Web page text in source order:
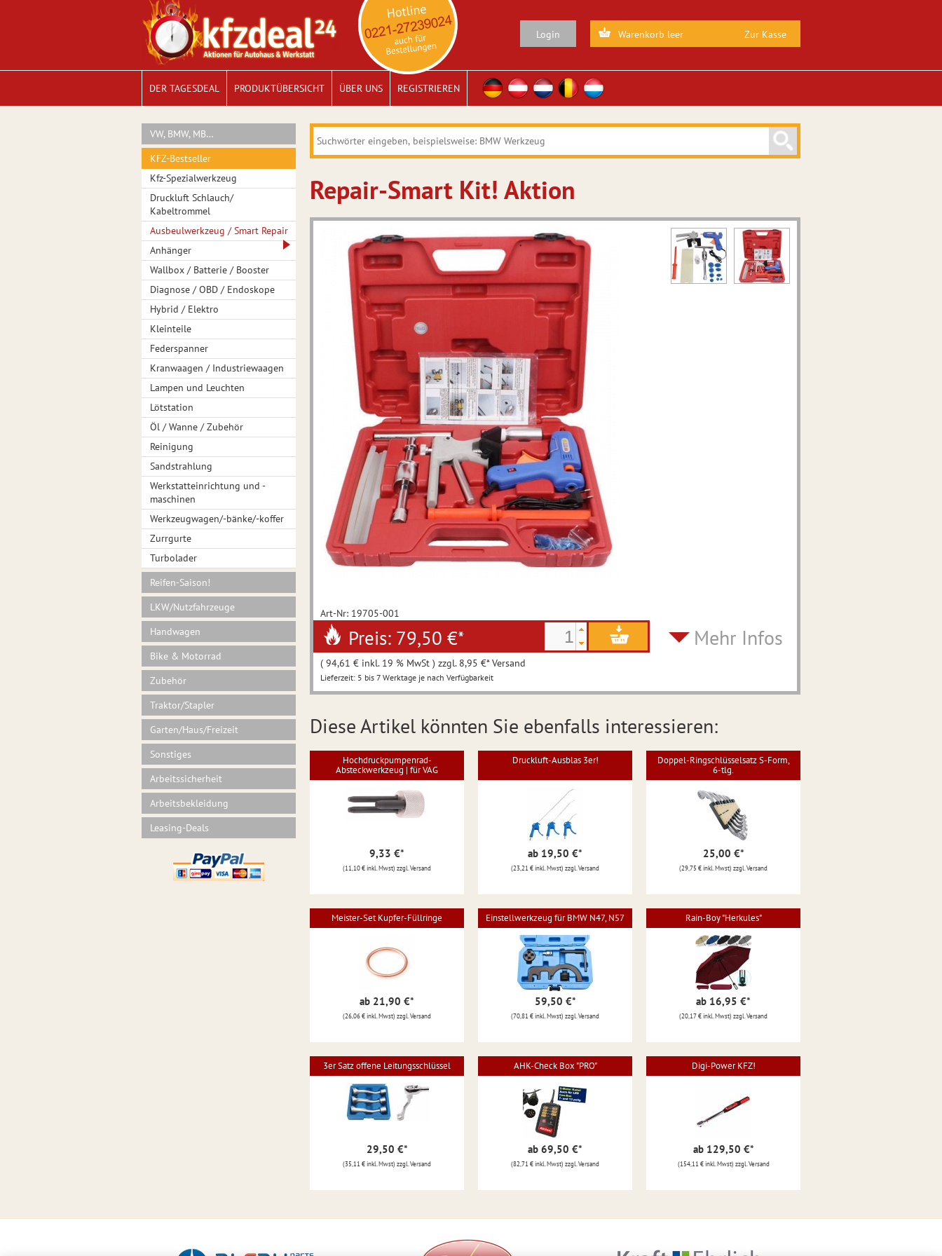
Warenkorb leer Zur Kasse
Login
DER TAGESDEAL PRODUKTÜBERSICHT ÜBER UNS REGISTRIEREN
VW, BMW, MB…
KFZ-Bestseller
Kfz-Spezialwerkzeug
Druckluft Schlauch/
Kabeltrommel
Ausbeulwerkzeug / Smart Repair
Anhänger
Wallbox / Batterie / Booster
Diagnose / OBD / Endoskope
Hybrid / Elektro
Kleinteile
Federspanner
Kranwaagen / Industriewaagen
Lampen und Leuchten
Lötstation
Öl / Wanne / Zubehör
Reinigung
Sandstrahlung
Werkstatteinrichtung und -
maschinen
Werkzeugwagen/-bänke/-koffer
Zurrgurte
Turbolader
Reifen-Saison!
LKW/Nutzfahrzeuge
Handwagen
Bike & Motorrad
Zubehör
Traktor/Stapler
Garten/Haus/Freizeit
Sonstiges
Arbeitssicherheit
Arbeitsbekleidung
Leasing-Deals
Repair-Smart Kit! Aktion
Art-Nr: 19705-001
Preis: 79,50 €*
( 94,61 € inkl. 19 % MwSt ) zzgl. 8,95 €* Versand
Lieferzeit: 5 bis 7 Werktage je nach Verfügbarkeit
Mehr Infos
Diese Artikel könnten Sie ebenfalls interessieren:
Hochdruckpumpenrad-
Absteckwerkzeug | für VAG
9,33 €*
(11,10 € inkl. Mwst) zzgl. Versand
Druckluft-Ausblas 3er!
ab 19,50 €*
(23,21 € inkl. Mwst) zzgl. Versand
Doppel-Ringschlüsselsatz S-Form,
6-tlg.
25,00 €*
(29,75 € inkl. Mwst) zzgl. Versand
Meister-Set Kupfer-Füllringe
ab 21,90 €*
(26,06 € inkl. Mwst) zzgl. Versand
Einstellwerkzeug für BMW N47, N57
59,50 €*
(70,81 € inkl. Mwst) zzgl. Versand
Rain-Boy "Herkules"
ab 16,95 €*
(20,17 € inkl. Mwst) zzgl. Versand
3er Satz offene Leitungsschlüssel
29,50 €*
(35,11 € inkl. Mwst) zzgl. Versand
AHK-Check Box "PRO"
ab 69,50 €*
(82,71 € inkl. Mwst) zzgl. Versand
Digi-Power KFZ!
ab 129,50 €*
(154,11 € inkl. Mwst) zzgl. Versand